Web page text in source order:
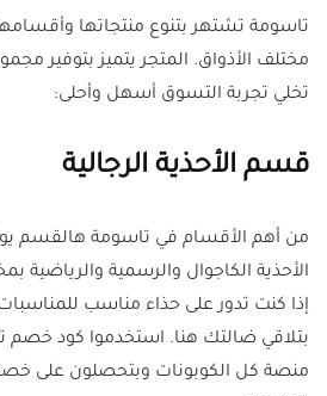
تاسومة تشتهر بتنوع منتجاتها وأقسامها
مختلف الأذواق. المتجر يتميز بتوفير
تخلي تجربة التسوق أسهل وأحلى:
قسم الأحذية الرجالية
من أهم الأقسام في تاسومة هالقسم
الأحذية الكاجوال والرسمية والرياضية
إذا كنت تدور على حذاء مناسب للمناسبات